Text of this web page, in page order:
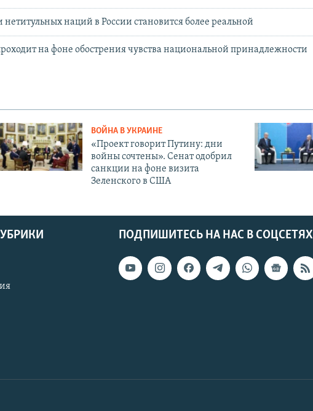
наций в России становится более реальной
на фоне обострения чувства национальной принадлежности
ВОЙНА В УКРАИНЕ
«Проект говорит Путину: дни
войны сочтены». Сенат одобрил
санкции на фоне визита
Зеленского в США
ПОДПИШИТЕСЬ НА НАС В СОЦСЕТЯХ